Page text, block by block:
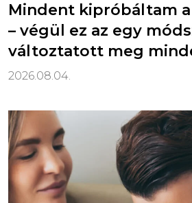
Mindent kipróbáltam
– végül ez az egy
változtatott meg
2026.08.04.